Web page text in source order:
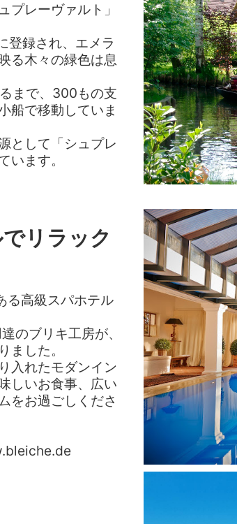
プレーヴァルト」
登録され、エメラ
る木々の緑色は息
まで、300もの支
船で移動していま
として「シュプレ
います。
リラック
る高級スパホテル
のブリキ工房が、
ました。
入れたモダンイン
しいお食事、広い
をお過ごしくださ